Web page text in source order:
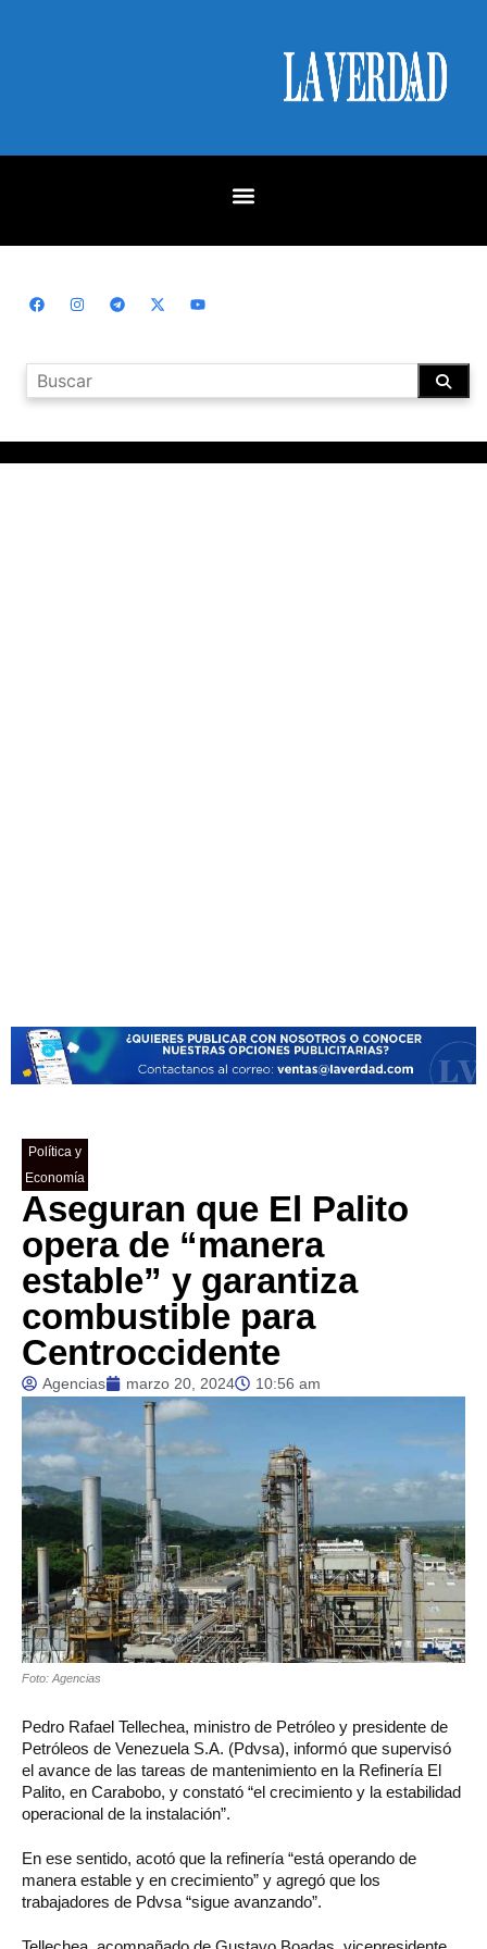
Política y
Economía
Aseguran que El Palito
opera de “manera
estable” y garantiza
combustible para
Centroccidente
Agencias marzo 20, 2024 10:56 am
Foto: Agencias
Pedro Rafael Tellechea, ministro de Petróleo y presidente de
Petróleos de Venezuela S.A. (Pdvsa), informó que supervisó
el avance de las tareas de mantenimiento en la Refinería El
Palito, en Carabobo, y constató “el crecimiento y la estabilidad
operacional de la instalación”.
En ese sentido, acotó que la refinería “está operando de
manera estable y en crecimiento” y agregó que los
trabajadores de Pdvsa “sigue avanzando”.